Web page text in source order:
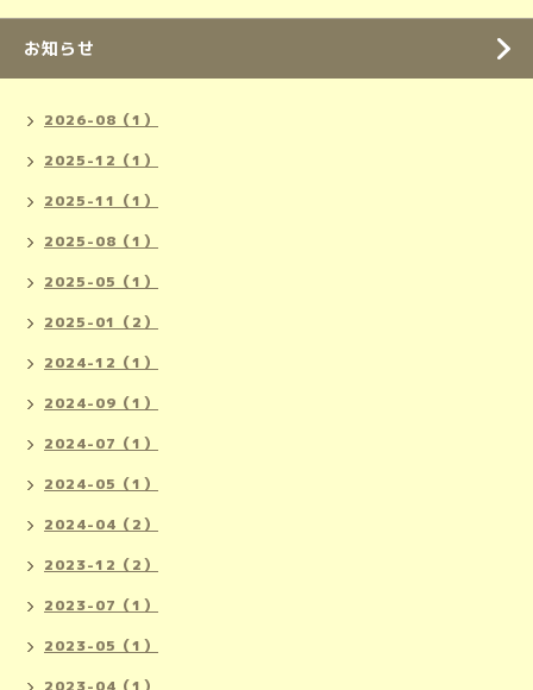
お知らせ
2026-08（1）
2025-12（1）
2025-11（1）
2025-08（1）
2025-05（1）
2025-01（2）
2024-12（1）
2024-09（1）
2024-07（1）
2024-05（1）
2024-04（2）
2023-12（2）
2023-07（1）
2023-05（1）
2023-04（1）